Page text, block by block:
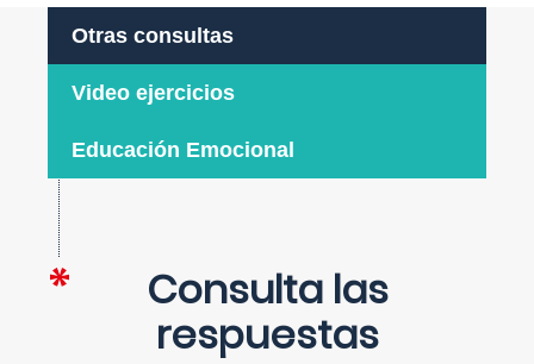
Otras consultas
Video ejercicios
Educación Emocional
Consulta las
respuestas